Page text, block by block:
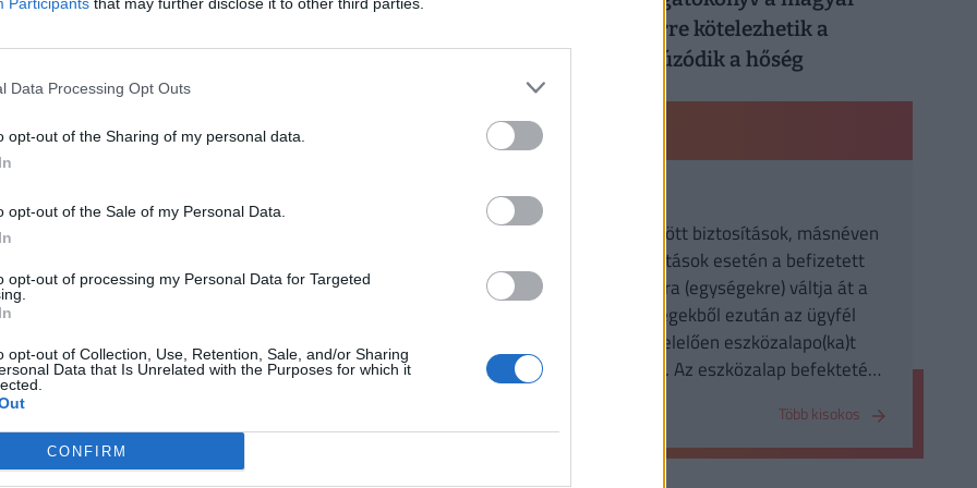
Data Processing Opt Outs
opt-out of the Sharing of my personal data.
opt-out of the Sale of my Personal Data.
opt-out of processing my Personal Data for Targeted
opt-out of Collection, Use, Retention, Sale, and/or Sharing
Data that Is Unrelated with the Purposes for which it
CONFIRM
Xiaomi 17 és a Xiaomi 17 Ultra - Ez bennük a
áll.
István, a király robbantja be a vidéki
bérletes előadással, köztük filmes adaptációkkal
Vondzsunt, aki immár magyarként indul
munkahelyeken: erre kötelezhetik a
dolgozókat, ha elhúzódik a hőség
PÉNZÜGYI KISOKOS
Eszközalap
Befektetéshez kötött biztosítások, másnéven
Unit Linked biztosítások esetén a befizetett
összegeket unitokra (egységekre) váltja át a
biztosító. Az egységekből ezután az ügyfél
elvárásának megfelelően eszközalapo(ka)t
vásárol a biztosító. Az eszközalap befektetési
ügyfeleit.
Több kisokos